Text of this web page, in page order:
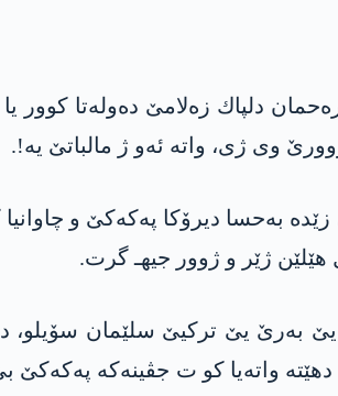
دلپاك زه‌لامێ ده‌وله‌تا
وی ژی، واته‌ ئه‌و ژ مالباتێ یه‌!.
ژێر و ژوور جیهـ گرت.
به‌رێ یێ تركیێ سلێمان سۆیلو،
واته‌یا كو ت جڤینه‌كه‌